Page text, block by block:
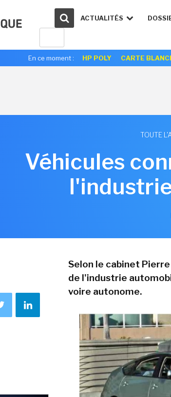
ACTUALITÉS
En ce moment : HP POLY CARTE
TOUTE
Véhicules
Selon le cabinet
de l'industrie
voire autonome.